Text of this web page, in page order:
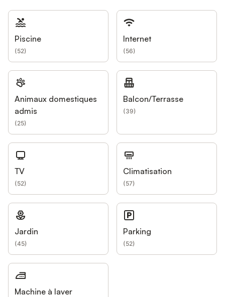
Piscine
(52)
Internet
(56)
Animaux domestiques
admis
(25)
Balcon/Terrasse
(39)
TV
(52)
Climatisation
(57)
Jardin
(45)
Parking
(52)
Machine à laver